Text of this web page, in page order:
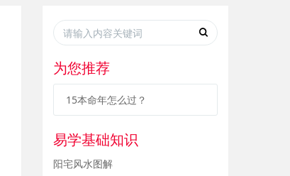
为您推荐
15本命年怎么过？
易学基础知识
阳宅风水图解